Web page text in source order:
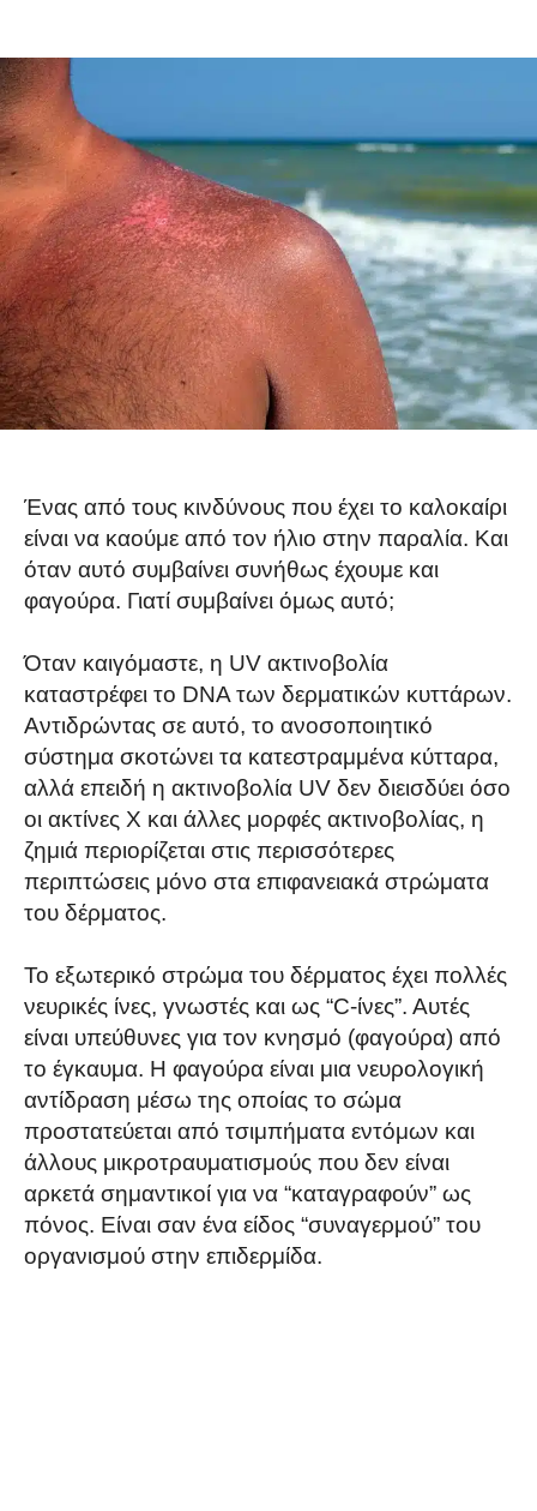
Ένας από τους κινδύνους που έχει το καλοκαίρι
είναι να καούμε από τον ήλιο στην παραλία. Και
όταν αυτό συμβαίνει συνήθως έχουμε και
φαγούρα. Γιατί συμβαίνει όμως αυτό;
Όταν καιγόμαστε, η UV ακτινοβολία
καταστρέφει το DNA των δερματικών κυττάρων.
Αντιδρώντας σε αυτό, το ανοσοποιητικό
σύστημα σκοτώνει τα κατεστραμμένα κύτταρα,
αλλά επειδή η ακτινοβολία UV δεν διεισδύει όσο
οι ακτίνες Χ και άλλες μορφές ακτινοβολίας, η
ζημιά περιορίζεται στις περισσότερες
περιπτώσεις μόνο στα επιφανειακά στρώματα
του δέρματος.
Το εξωτερικό στρώμα του δέρματος έχει πολλές
νευρικές ίνες, γνωστές και ως “C-ίνες”. Αυτές
είναι υπεύθυνες για τον κνησμό (φαγούρα) από
το έγκαυμα. Η φαγούρα είναι μια νευρολογική
αντίδραση μέσω της οποίας το σώμα
προστατεύεται από τσιμπήματα εντόμων και
άλλους μικροτραυματισμούς που δεν είναι
αρκετά σημαντικοί για να “καταγραφούν” ως
πόνος. Είναι σαν ένα είδος “συναγερμού” του
οργανισμού στην επιδερμίδα.